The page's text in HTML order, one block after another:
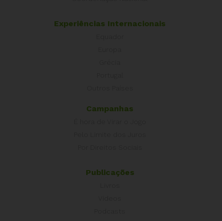
Experiências Internacionais
Campanhas
Publicações